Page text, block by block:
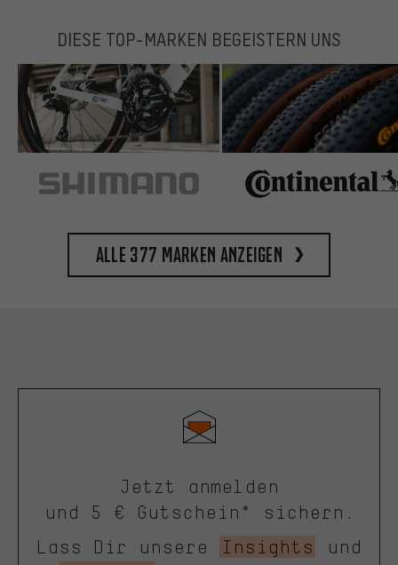
DIESE TOP-MARKEN BEGEISTERN UNS
Alle 377 Marken anzeigen
Jetzt anmelden
und 5 € Gutschein* sichern.
Lass Dir unsere
Insights
und